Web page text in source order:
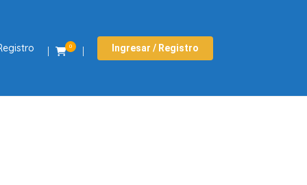
0 Ingresar / Registro